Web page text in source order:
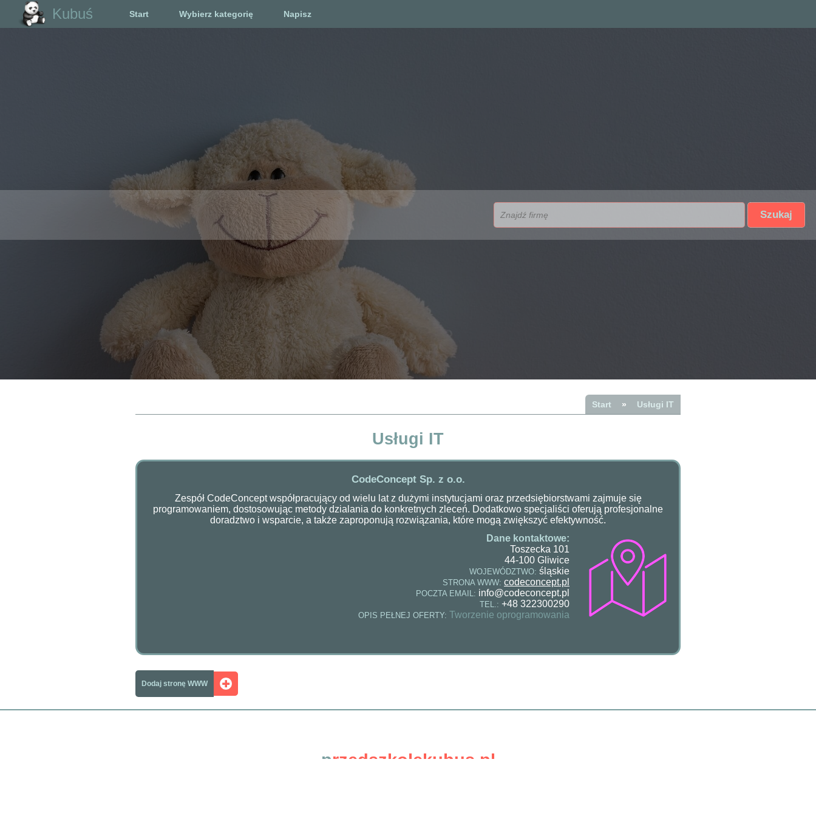
Kubuś Start Wybierz kategorię Napisz
Start » Usługi IT
Usługi IT
CodeConcept Sp. z o.o.
Zespół CodeConcept współpracujący od wielu lat z dużymi instytucjami oraz przedsiębiorstwami zajmuje się
programowaniem, dostosowując metody dzialania do konkretnych zleceń. Dodatkowo specjaliści oferują profesjonalne
doradztwo i wsparcie, a także zaproponują rozwiązania, które mogą zwiększyć efektywność.
Dane kontaktowe:
Toszecka 101
44-100 Gliwice
WOJEWÓDZTWO: śląskie
STRONA WWW: codeconcept.pl
POCZTA EMAIL: info@codeconcept.pl
TEL.: +48 322300290
OPIS PEŁNEJ OFERTY: Tworzenie oprogramowania
Dodaj stronę WWW
przedszkolekubus.pl